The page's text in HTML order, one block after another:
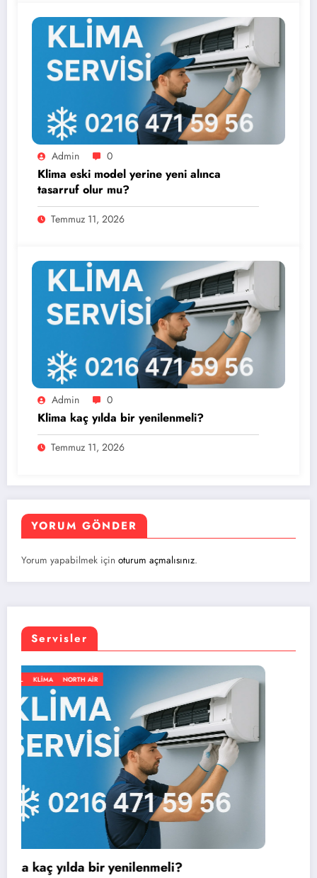
Admin 0
Klima eski model yerine yeni alınca
tasarruf olur mu?
Temmuz 11, 2026
Admin 0
Klima kaç yılda bir yenilenmeli?
Temmuz 11, 2026
YORUM GÖNDER
Yorum yapabilmek için oturum açmalısınız.
Servisler
GENEL